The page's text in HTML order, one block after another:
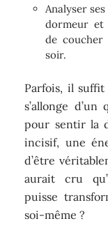
Analyser
dormeur et
de
soir.
Parfois, il suffit
s’allonge
pour sentir la
incisif, une
d’être
aurait cru
puisse
soi-même ?